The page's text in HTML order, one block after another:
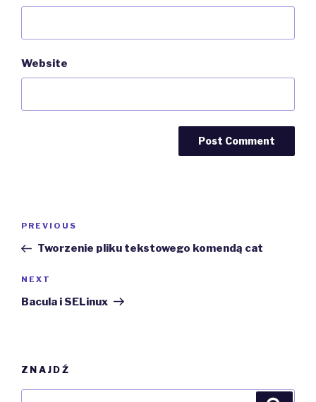
Website
Previous
Post
PREVIOUS
Tworzenie pliku tekstowego komendą cat
Next
Post
NEXT
Bacula i SELinux
ZNAJDŹ